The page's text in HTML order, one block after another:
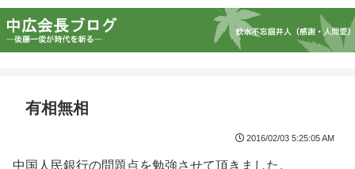
有相無相
2016/02/03 5:25:05 AM
中国人民銀行の問題点を勉強させて頂きました。